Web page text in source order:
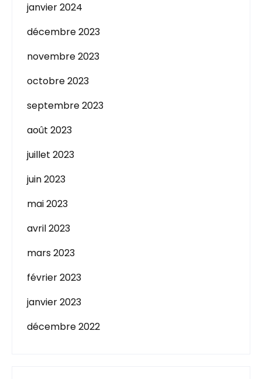
janvier 2024
décembre 2023
novembre 2023
octobre 2023
septembre 2023
août 2023
juillet 2023
juin 2023
mai 2023
avril 2023
mars 2023
février 2023
janvier 2023
décembre 2022